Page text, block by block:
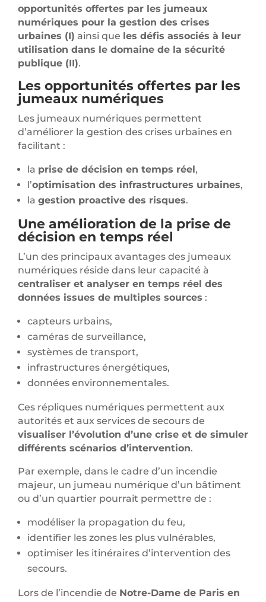
opportunités offertes par les jumeaux
numériques pour la gestion des crises
urbaines (I) ainsi que les défis associés à leur
utilisation dans le domaine de la sécurité
publique (II).
Les opportunités offertes par les
jumeaux numériques
Les jumeaux numériques permettent
d’améliorer la gestion des crises urbaines en
facilitant :
la prise de décision en temps réel,
l’optimisation des infrastructures urbaines,
la gestion proactive des risques.
Une amélioration de la prise de
décision en temps réel
L’un des principaux avantages des jumeaux
numériques réside dans leur capacité à
centraliser et analyser en temps réel des
données issues de multiples sources :
capteurs urbains,
caméras de surveillance,
systèmes de transport,
infrastructures énergétiques,
données environnementales.
Ces répliques numériques permettent aux
autorités et aux services de secours de
visualiser l’évolution d’une crise et de simuler
différents scénarios d’intervention.
Par exemple, dans le cadre d’un incendie
majeur, un jumeau numérique d’un bâtiment
ou d’un quartier pourrait permettre de :
modéliser la propagation du feu,
identifier les zones les plus vulnérables,
optimiser les itinéraires d’intervention des
secours.
Lors de l’incendie de Notre-Dame de Paris en